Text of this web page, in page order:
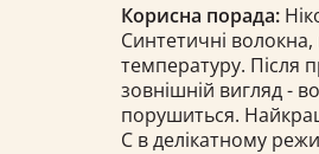
Корисна порада:
Синтетичні
температуру. Після
зовнішній вигляд -
порушиться.
С в делікатному